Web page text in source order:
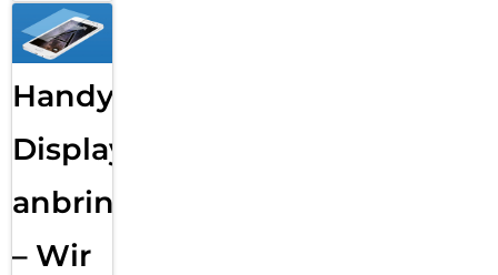
Handy
Displayfolie
anbringen
– Wir